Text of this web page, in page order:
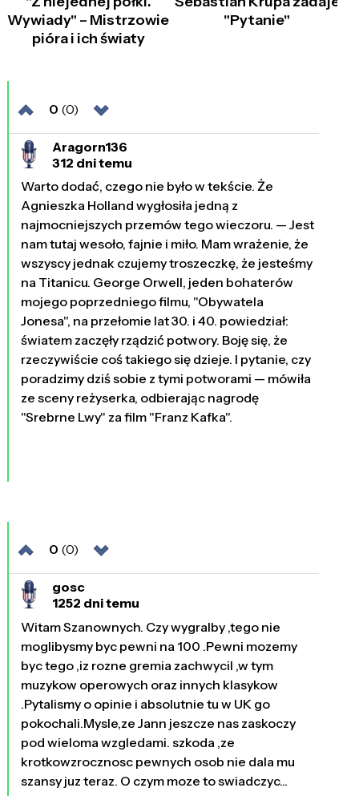
Wywiady" – Mistrzowie
pióra i ich światy
"Pytanie"
0 (0)
Aragorn136
312 dni temu
Warto dodać, czego nie było w tekście. Że
Agnieszka Holland wygłosiła jedną z
najmocniejszych przemów tego wieczoru. — Jest
nam tutaj wesoło, fajnie i miło. Mam wrażenie, że
wszyscy jednak czujemy troszeczkę, że jesteśmy
na Titanicu. George Orwell, jeden bohaterów
mojego poprzedniego filmu, "Obywatela
Jonesa", na przełomie lat 30. i 40. powiedział:
światem zaczęły rządzić potwory. Boję się, że
rzeczywiście coś takiego się dzieje. I pytanie, czy
poradzimy dziś sobie z tymi potworami — mówiła
ze sceny reżyserka, odbierając nagrodę
"Srebrne Lwy" za film "Franz Kafka".
0 (0)
gosc
1252 dni temu
Witam Szanownych. Czy wygralby ,tego nie
moglibysmy byc pewni na 100 .Pewni mozemy
byc tego ,iz rozne gremia zachwycil ,w tym
muzykow operowych oraz innych klasykow
.Pytalismy o opinie i absolutnie tu w UK go
pokochali.Mysle,ze Jann jeszcze nas zaskoczy
pod wieloma wzgledami. szkoda ,ze
krotkowzrocznosc pewnych osob nie dala mu
szansy juz teraz. O czym moze to swiadczyc...